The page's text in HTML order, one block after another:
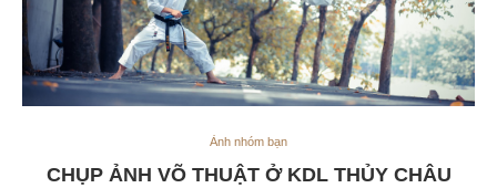
Ảnh nhóm bạn
CHỤP ẢNH VÕ THUẬT Ở KDL THỦY CHÂU